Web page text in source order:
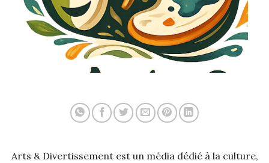
Arts & Divertissement est un média dédié à la culture,